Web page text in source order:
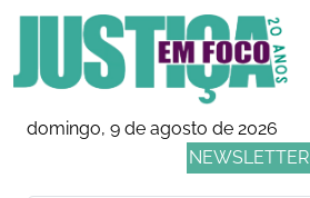
domingo, 9 de agosto de 2026
NEWSLETTER